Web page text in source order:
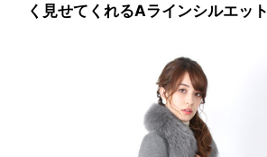
く見せてくれるAラインシルエット